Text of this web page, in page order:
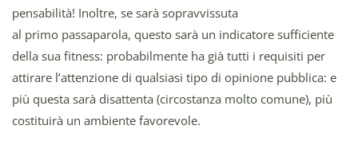
pensabilità! Inoltre, se sarà sopravvissuta
al primo passaparola, questo sarà un indicatore sufficiente
della sua fitness: probabilmente ha già tutti i requisiti per
attirare l’attenzione di qualsiasi tipo di opinione pubblica: e
più questa sarà disattenta (circostanza molto comune), più
costituirà un ambiente favorevole.